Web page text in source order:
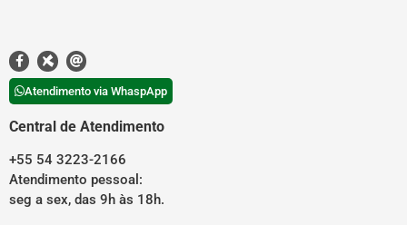
Atendimento via WhaspApp
Central de Atendimento
+55 54 3223-2166
Atendimento pessoal:
seg a sex, das 9h às 18h.